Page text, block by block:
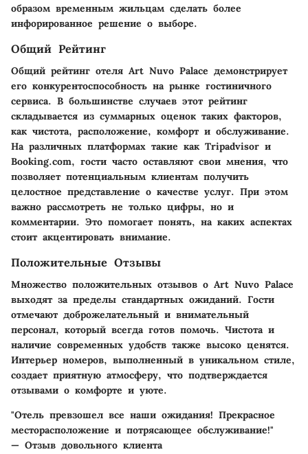
образом временным жильцам сделать более
инфорированное решение о выборе.
Общий Рейтинг
Общий рейтинг отеля Art Nuvo Palace демонстрирует
его конкурентоспособность на рынке гостиничного
сервиса. В большинстве случаев этот рейтинг
складывается из суммарных оценок таких факторов,
как чистота, расположение, комфорт и обслуживание.
На различных платформах такие как Tripadvisor и
Booking.com, гости часто оставляют свои мнения, что
позволяет потенциальным клиентам получить
целостное представление о качестве услуг. При этом
важно рассмотреть не только цифры, но и
комментарии. Это помогает понять, на каких аспектах
стоит акцентировать внимание.
Положительные Отзывы
Множество положительных отзывов о Art Nuvo Palace
выходят за пределы стандартных ожиданий. Гости
отмечают доброжелательный и внимательный
персонал, который всегда готов помочь. Чистота и
наличие современных удобств также высоко ценятся.
Интерьер номеров, выполненный в уникальном стиле,
создает приятную атмосферу, что подтверждается
отзывами о комфорте и уюте.
"Отель превзошел все наши ожидания! Прекрасное
месторасположение и потрясающее обслуживание!"
— Отзыв довольного клиента